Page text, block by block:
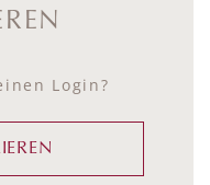
Login?